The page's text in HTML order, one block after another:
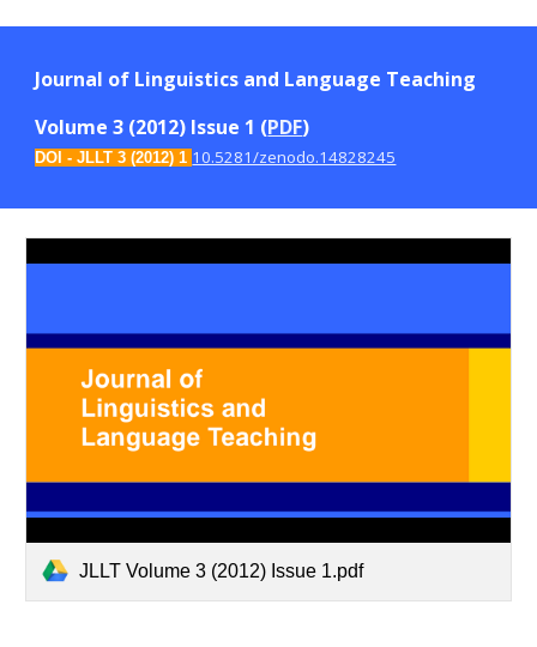
Journal of Linguistics and Language Teaching
Volume 3 (2012) Issue 1 (PDF)
DOI -JLLT 3 (2012)1 10.5281/zenodo.14828245
JLLT Volume 3 (2012) Issue 1.pdf